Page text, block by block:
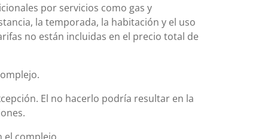
por servicios como gas y
la temporada, la habitación y el uso
no están incluidas en el precio total de
El no hacerlo podría resultar en la